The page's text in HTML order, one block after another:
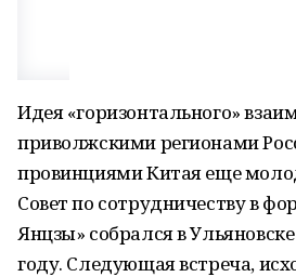
Идея «горизонтального»
приволжскими регионами
провинциями Китая еще
Совет по сотрудничеству в
Янцзы» собрался в
году. Следующая встреча,